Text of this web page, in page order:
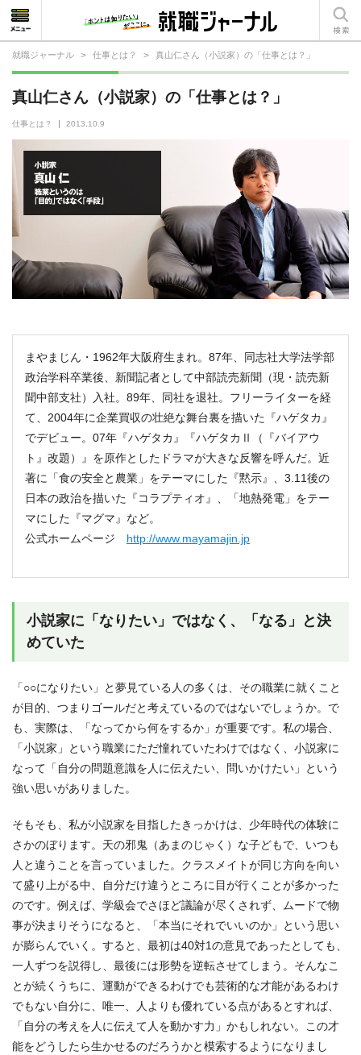
就職ジャーナル > 仕事とは？ > 真山仁さん（小説家）の「仕事とは？」
真山仁さん（小説家）の「仕事とは？」
仕事とは？ 2013.10.9
まやまじん・1962年大阪府生まれ。87年、同志社大学法学部
政治学科卒業後、新聞記者として中部読売新聞（現・読売新
聞中部支社）入社。89年、同社を退社。フリーライターを経
て、2004年に企業買収の壮絶な舞台裏を描いた『ハゲタカ』
でデビュー。07年『ハゲタカ』『ハゲタカⅡ（『バイアウ
ト』改題）』を原作としたドラマが大きな反響を呼んだ。近
著に「食の安全と農業」をテーマにした『黙示』、3.11後の
日本の政治を描いた『コラプティオ』、「地熱発電」をテー
マにした『マグマ』など。
公式ホームページ http://www.mayamajin.jp
小説家に「なりたい」ではなく、「なる」と決
めていた
「○○になりたい」と夢見ている人の多くは、その職業に就くこと
が目的、つまりゴールだと考えているのではないでしょうか。で
も、実際は、「なってから何をするか」が重要です。私の場合、
「小説家」という職業にただ憧れていたわけではなく、小説家に
なって「自分の問題意識を人に伝えたい、問いかけたい」という
強い思いがありました。
そもそも、私が小説家を目指したきっかけは、少年時代の体験に
さかのぼります。天の邪鬼（あまのじゃく）な子どもで、いつも
人と違うことを言っていました。クラスメイトが同じ方向を向い
て盛り上がる中、自分だけ違うところに目が行くことが多かった
のです。例えば、学級会でさほど議論が尽くされず、ムードで物
事が決まりそうになると、「本当にそれでいいのか」という思い
が膨らんでいく。すると、最初は40対1の意見であったとしても、
一人ずつを説得し、最後には形勢を逆転させてしまう。そんなこ
とが続くうちに、運動ができるわけでも芸術的な才能があるわけ
でもない自分に、唯一、人よりも優れている点があるとすれば、
「自分の考えを人に伝えて人を動かす力」かもしれない。この才
能をどうしたら生かせるのだろうかと模索するようになりまし
就活相談
就活ノウハウ
仕事の選び方・ヒント
仕事とは？
就活コラム